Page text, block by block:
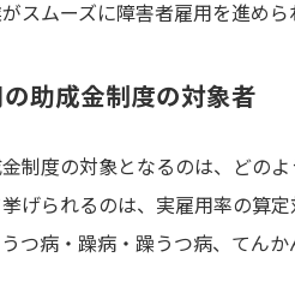
スムーズに障害者雇用を進め
助成金制度の対象者
制度の対象となるのは、どのよ
げられるのは、実雇用率の算
つ病・躁病・躁うつ病、てん